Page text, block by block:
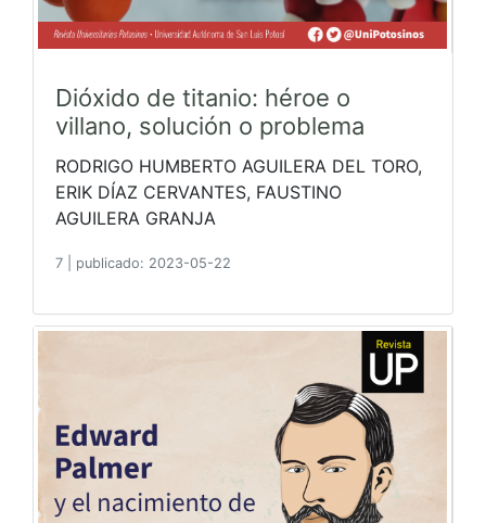
Dióxido de titanio: héroe o
villano, solución o problema
RODRIGO HUMBERTO AGUILERA DEL TORO,
ERIK DÍAZ CERVANTES, FAUSTINO
AGUILERA GRANJA
7 publicado: 2023-05-22